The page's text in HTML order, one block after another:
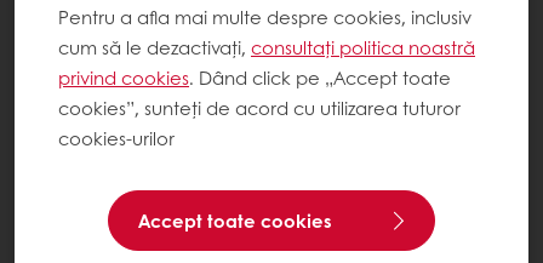
Pentru a afla mai multe despre cookies, inclusiv
cum să le dezactivați, consultați politica noastră
privind cookies. Dând click pe „Accept toate
cookies”, sunteți de acord cu utilizarea tuturor
cookies-urilor
Accept toate cookies